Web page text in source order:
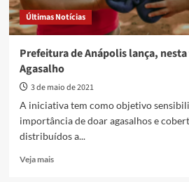
Últimas Notícias
Prefeitura de Anápolis lança,
Agasalho
3 de maio de 2021
A iniciativa tem como objetivo
importância de doar agasalhos e
distribuídos a...
Veja maisRead